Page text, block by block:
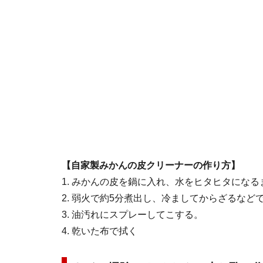
【自家製みかんの皮クリーナーの作り方】
1. みかんの皮を鍋に入れ、水をヒタヒタになる
2. 弱火で約5分煮出し、冷ましてからざるなどで
3. 油汚れにスプレーしてこする。
4. 乾いた布で拭く